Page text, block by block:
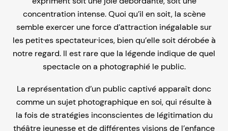
concentration intense. Quoi qu’il en soit, la scène
semble exercer une force d’attraction inégalable sur
les petit·es spectateur·ices, bien qu’elle soit dérobée à
notre regard. Il est rare que la légende indique de quel
spectacle on a photographié le public.
La représentation d’un public captivé apparaît donc
comme un sujet photographique en soi, qui résulte à
la fois de stratégies inconscientes de légitimation du
théâtre jeunesse et de différentes visions de l’enfance